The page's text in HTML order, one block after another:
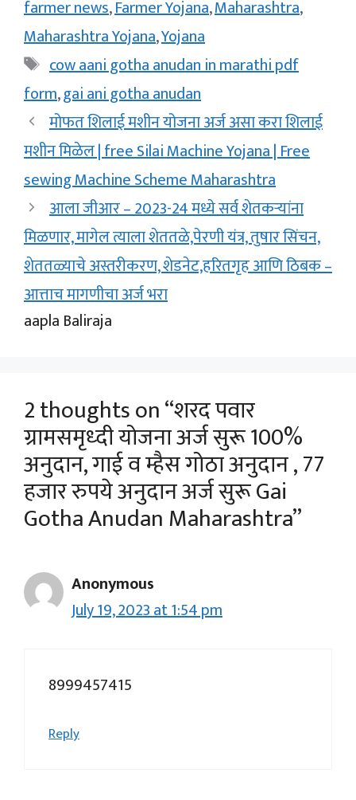
farmer news,Farmer Yojana,Maharashtra,
Maharashtra Yojana,Yojana
Tags
cow aani gotha anudan in marathi pdf
form,gai ani gotha anudan
मोफत शिलाई मशीन योजना अर्ज असा करा शिलाई
मशीन मिळेल | free Silai Machine Yojana | Free
sewing Machine Scheme Maharashtra
आला जीआर – 2023-24 मध्ये सर्व शेतकऱ्यांना
मिळणार, मागेल त्याला शेततळे,पेरणी यंत्र, तुषार सिंचन,
शेततळ्याचे अस्तरीकरण, शेडनेट,हरितगृह आणि ठिबक –
आत्ताच मागणीचा अर्ज भरा
aapla Baliraja
2 thoughts on “शरद पवार
ग्रामसमृध्दी योजना अर्ज सुरू 100%
अनुदान, गाई व म्हैस गोठा अनुदान , 77
हजार रुपये अनुदान अर्ज सुरू Gai
Gotha Anudan Maharashtra”
Anonymous
July 19, 2023 at 1:54 pm
8999457415
Reply